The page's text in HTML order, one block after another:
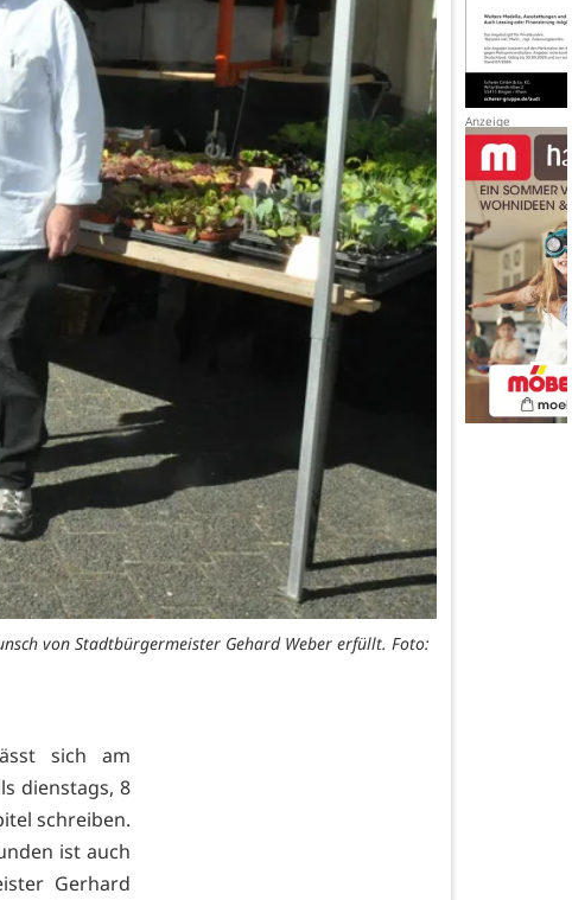
von Stadtbürgermeister Gehard Weber erfüllt. Foto:
sich am
dienstags, 8
schreiben.
ist auch
Gerhard